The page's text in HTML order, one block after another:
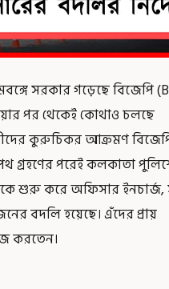
সরকার গড়েছে বিজেপি
পর থেকেই কোথাও চলছে
কুরুচিকর আক্রমণ
গ্রহণের পরেই কলকাতা
শুরু করে অফিসার ইনচার্জ,
বদলি হয়েছে। এঁদের প্রায়
করতেন।